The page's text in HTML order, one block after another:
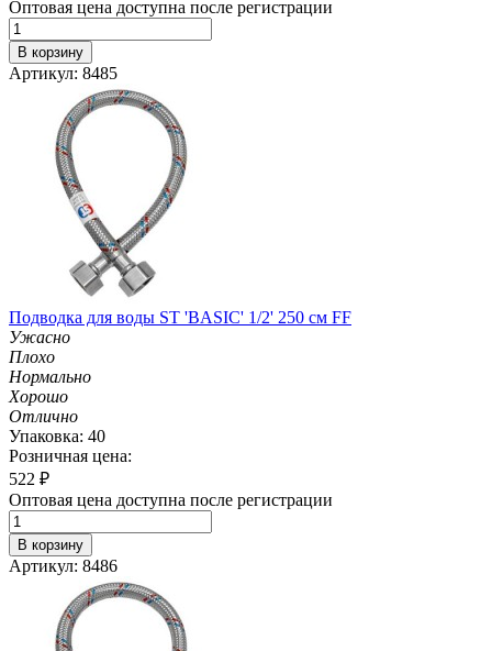
Оптовая цена доступна после регистрации
В корзину
Артикул: 8485
Подводка для воды ST 'BASIC' 1/2' 250 см FF
Ужасно
Плохо
Нормально
Хорошо
Отлично
Упаковка: 40
Розничная цена:
522 ₽
Оптовая цена доступна после регистрации
В корзину
Артикул: 8486